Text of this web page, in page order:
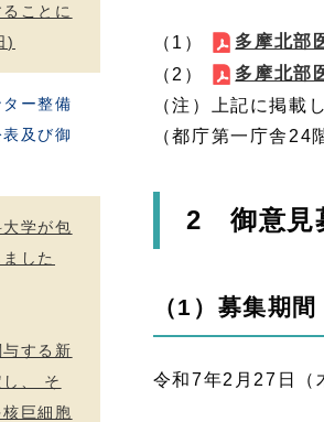
（1） 多摩北部
（2）
多摩北部
（注）上記に掲載
（都庁第一庁舎24
2 御意見
（1）募集期間
令和7年2月27日（
ことに
)
ター整備
及び御
学が包
した
する新
、 そ
巨細胞